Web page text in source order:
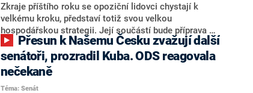
Zkraje příštího roku se opoziční lidovci chystají k
velkému kroku, představí totiž svou velkou
hospodářskou strategii. Její součástí bude příprava na
stárnutí populace, řekl ve středu na setkání s novináři
nový předseda lidovců Jan Grolich. Ten zároveň v
senátních volbách kandiduje ve Vyškově. Popsal i
aktivitu opozice, o níž vládní strany nebo političtí
komentátoři mluví jako o slabé a v defenzivě. „Je to
senátoři, prozradil Kuba. ODS reagovala
nečekaně
Téma: Senát